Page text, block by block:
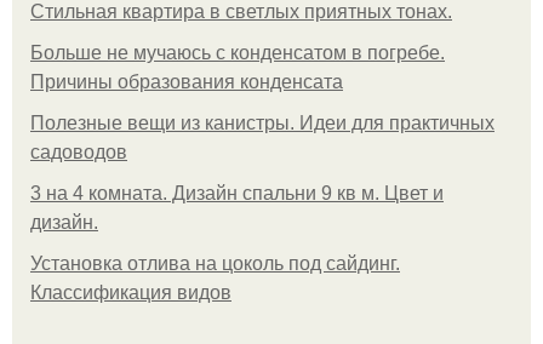
Стильная квартира в светлых приятных тонах.
Больше не мучаюсь с конденсатом в погребе.
Причины образования конденсата
Полезные вещи из канистры. Идеи для практичных
садоводов
3 на 4 комната. Дизайн спальни 9 кв м. Цвет и
дизайн.
Установка отлива на цоколь под сайдинг.
Классификация видов